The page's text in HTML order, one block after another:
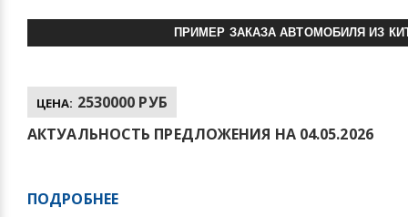
ПРИМЕР ЗАКАЗА АВТОМОБИЛЯ ИЗ
ЦЕНА: 2530000 РУБ
АКТУАЛЬНОСТЬ ПРЕДЛОЖЕНИЯ НА 04.05.2026
ПОДРОБНЕЕ